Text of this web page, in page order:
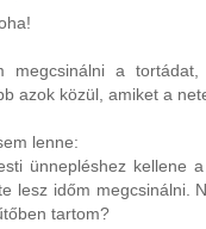
megcsinálni a
azok közül, amiket a
lenne:
ünnepléshez kellene
lesz időm megcsinálni.
tartom?